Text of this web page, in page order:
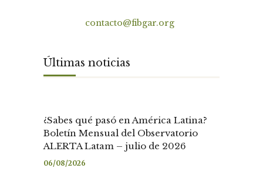
contacto@fibgar.org
Últimas noticias
¿Sabes qué pasó en América Latina?
Boletín Mensual del Observatorio
ALERTA Latam – julio de 2026
06/08/2026